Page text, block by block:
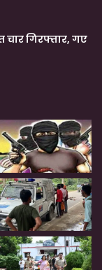
चार गिरफ्तार, गए